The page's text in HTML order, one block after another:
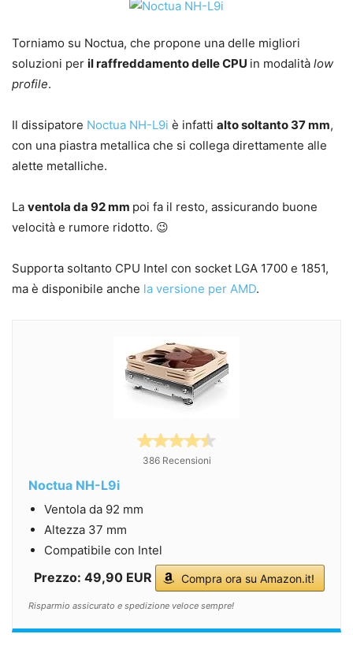
Torniamo su Noctua, che propone una delle migliori
soluzioni per il raffreddamento delle CPU in modalità low
profile.
Il dissipatore Noctua NH-L9i è infatti alto soltanto 37 mm,
con una piastra metallica che si collega direttamente alle
alette metalliche.
La ventola da 92 mm poi fa il resto, assicurando buone
velocità e rumore ridotto. 😉
Supporta soltanto CPU Intel con socket LGA 1700 e 1851,
ma è disponibile anche la versione per AMD.
386 Recensioni
Noctua NH-L9i
Ventola da 92 mm
Altezza 37 mm
Compatibile con Intel
Prezzo: 49,90 EUR Compra ora su Amazon.it!
Risparmio assicurato e spedizione veloce sempre!